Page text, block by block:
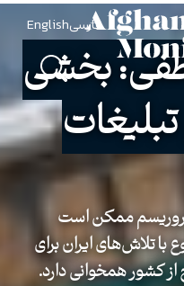
فارسیEnglish
بخشی
تروریسم ممکن است
تلاش‌های ایران برای
کشور همخوانی دارد.